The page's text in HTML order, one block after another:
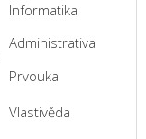
Informatika
Administrativa
Prvouka
Vlastivěda